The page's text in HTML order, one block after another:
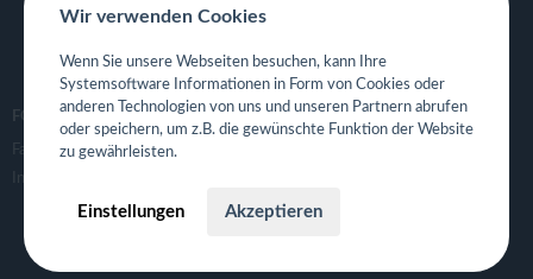
Eigene App für Restaurant
FOLGE UNS
Facebook
Instagram
Wir verwenden Cookies
Wenn Sie unsere Webseiten besuchen, kann Ihre
Systemsoftware Informationen in Form von Cookies oder
anderen Technologien von uns und unseren Partnern abrufen
oder speichern, um z.B. die gewünschte Funktion der Website
zu gewährleisten.
Einstellungen Akzeptieren